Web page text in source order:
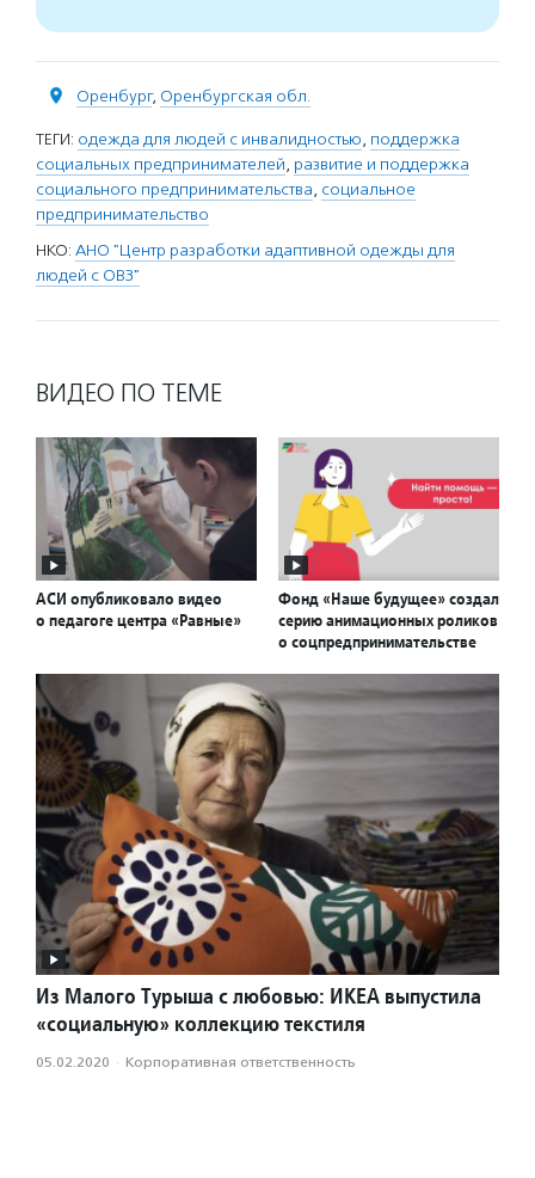
Оренбург, Оренбургская обл.
ТЕГИ: одежда для людей с инвалидностью, поддержка
социальных предпринимателей, развитие и поддержка
социального предпринимательства, социальное
предпринимательство
НКО: АНО "Центр разработки адаптивной одежды для
людей с ОВЗ"
ВИДЕО ПО ТЕМЕ
АСИ опубликовало видео
о педагоге центра «Равные»
Фонд «Наше будущее» создал
серию анимационных роликов
о соцпредпринимательстве
Из Малого Турыша с любовью: ИКЕА выпустила
«социальную» коллекцию текстиля
05.02.2020 · Корпоративная ответственность